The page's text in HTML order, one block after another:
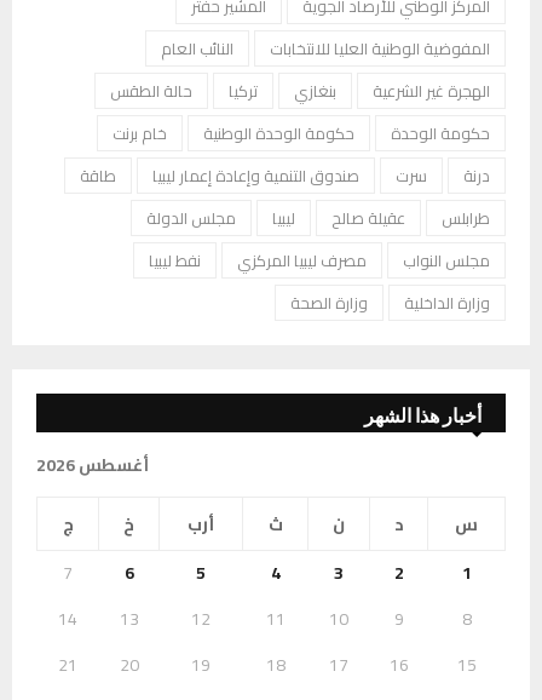
المركز الوطني للأرصاد الجوية
المشير حفتر
المفوضية الوطنية العليا للانتخابات
النائب العام
الهجرة غير الشرعية
بنغازي تركيا
حالة الطقس
حكومة الوحدة
حكومة الوحدة الوطنية
خام برنت
درنة
سرت صندوق التنمية وإعادة إعمار ليبيا
طاقة
طرابلس
عقيلة صالح ليبيا
مجلس الدولة
مجلس النواب
مصرف ليبيا المركزي
نفط ليبيا
وزارة الداخلية
وزارة الصحة
أخبار هذا الشهر
أغسطس 2026
س
د ن ث أرب خ
ج
1
2
3
4
5
6
7
8
9
10
11
12
13
14
15
16
17
18
19
20
21